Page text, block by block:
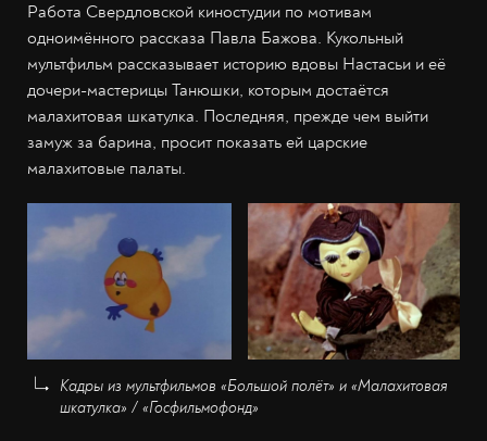
Работа Свердловской киностудии по мотивам
одноимённого рассказа Павла Бажова. Кукольный
мультфильм рассказывает историю вдовы Настасьи и её
дочери-мастерицы Танюшки, которым достаётся
малахитовая шкатулка. Последняя, прежде чем выйти
замуж за барина, просит показать ей царские
малахитовые палаты.
Кадры из мультфильмов «Большой полёт» и «Малахитовая
шкатулка» / «Госфильмофонд»